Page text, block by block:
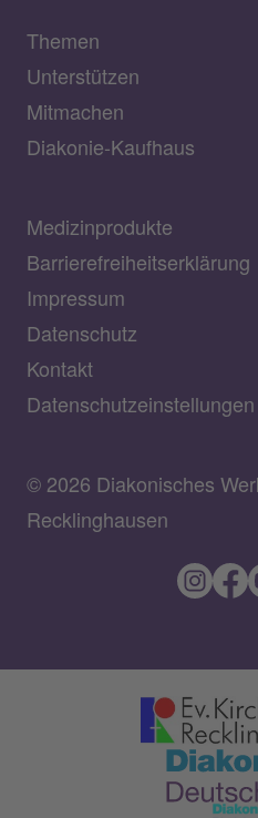
Themen
Unterstützen
Mitmachen
Diakonie-Kaufhaus
Medizinprodukte
Barrierefreiheitserklärung
Impressum
Datenschutz
Kontakt
© 2026 Diakonisches
Recklinghausen